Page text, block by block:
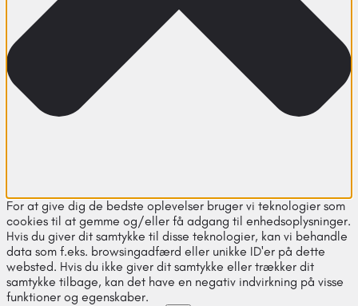
For at give dig de bedste oplevelser bruger vi teknologier som
cookies til at gemme og/eller få adgang til enhedsoplysninger.
Hvis du giver dit samtykke til disse teknologier, kan vi behandle
data som f.eks. browsingadfærd eller unikke ID'er på dette
websted. Hvis du ikke giver dit samtykke eller trækker dit
samtykke tilbage, kan det have en negativ indvirkning på visse
funktioner og egenskaber.